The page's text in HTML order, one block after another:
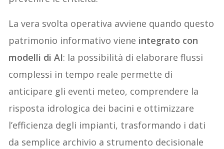
La vera svolta operativa avviene quando questo
patrimonio informativo viene integrato con
modelli di AI: la possibilità di elaborare flussi
complessi in tempo reale permette di
anticipare gli eventi meteo, comprendere la
risposta idrologica dei bacini e ottimizzare
l’efficienza degli impianti, trasformando i dati
da semplice archivio a strumento decisionale